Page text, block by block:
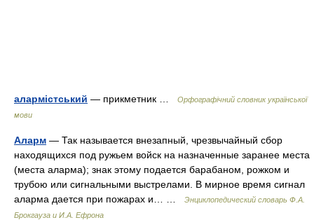
алармістський — прикметник …
Орфографічний словник української
мови
Аларм — Так называется внезапный, чрезвычайный сбор
находящихся под ружьем войск на назначенные заранее места
(места аларма); знак этому подается барабаном, рожком и
трубою или сигнальными выстрелами. В мирное время сигнал
аларма дается при пожарах и… …
Энциклопедический словарь Ф.А.
Брокгауза и И.А. Ефрона